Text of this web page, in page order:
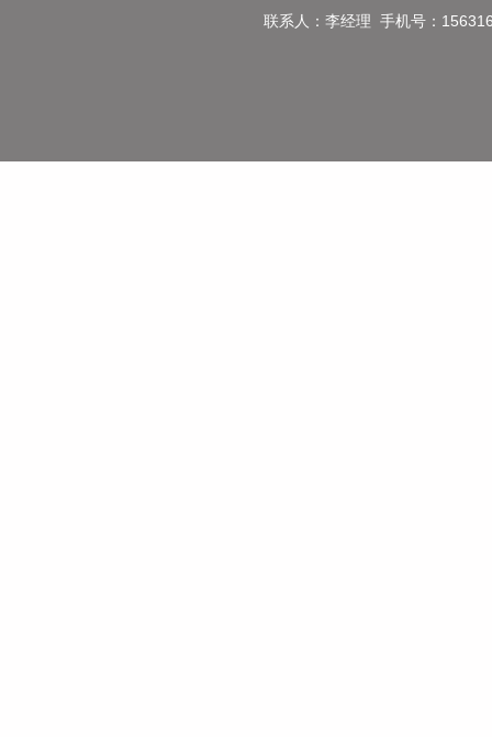
联系人：李经理 手机号：